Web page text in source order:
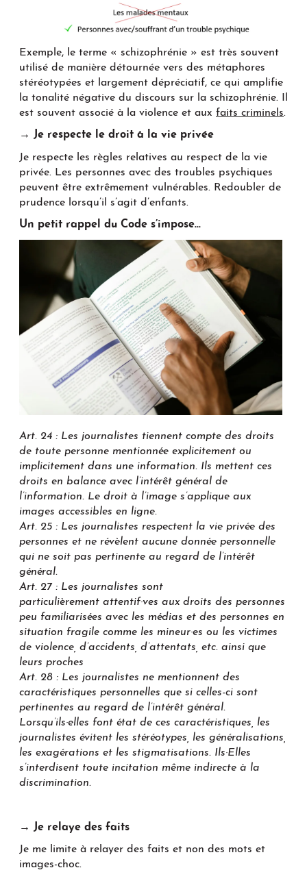
Exemple, le terme « schizophrénie » est très souvent
utilisé de manière détournée vers des métaphores
stéréotypées et largement dépréciatif, ce qui amplifie
la tonalité négative du discours sur la schizophrénie. Il
est souvent associé à la violence et aux faits criminels.
→ Je respecte le droit à la vie privée
Je respecte les règles relatives au respect de la vie
privée. Les personnes avec des troubles psychiques
peuvent être extrêmement vulnérables. Redoubler de
prudence lorsqu’il s’agit d’enfants.
Un petit rappel du Code s’impose…
Art. 24 : Les journalistes tiennent compte des droits
de toute personne mentionnée explicitement ou
implicitement dans une information. Ils mettent ces
droits en balance avec l’intérêt général de
l’information. Le droit à l’image s’applique aux
images accessibles en ligne.
Art. 25 : Les journalistes respectent la vie privée des
personnes et ne révèlent aucune donnée personnelle
qui ne soit pas pertinente au regard de l’intérêt
général.
Art. 27 : Les journalistes sont
particulièrement attentif·ves aux droits des personnes
peu familiarisées avec les médias et des personnes en
situation fragile comme les mineur·es ou les victimes
de violence, d’accidents, d’attentats, etc. ainsi que
leurs proches
Art. 28 : Les journalistes ne mentionnent des
caractéristiques personnelles que si celles-ci sont
pertinentes au regard de l’intérêt général.
Lorsqu’ils·elles font état de ces caractéristiques, les
journalistes évitent les stéréotypes, les généralisations,
les exagérations et les stigmatisations. Ils·Elles
s’interdisent toute incitation même indirecte à la
discrimination.
→ Je relaye des faits
Je me limite à relayer des faits et non des mots et
images-choc.